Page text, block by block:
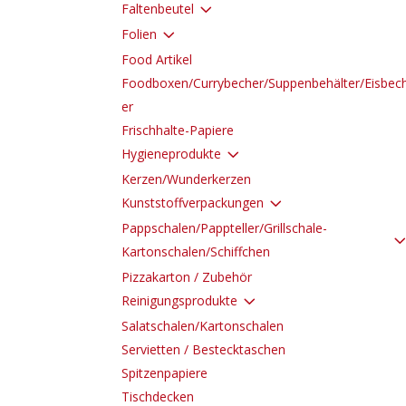
Faltenbeutel 3
Folien 3
Food Artikel
Foodboxen/Currybecher/Suppenbehälter/
er
Frischhalte-Papiere
Hygieneprodukte 3
Kerzen/Wunderkerzen
Kunststoffverpackungen 3
Pappschalen/Pappteller/Grillschale-
Kartonschalen/Schiffchen
3
Pizzakarton / Zubehör
Reinigungsprodukte 3
Salatschalen/Kartonschalen
Servietten / Bestecktaschen
Spitzenpapiere
Tischdecken